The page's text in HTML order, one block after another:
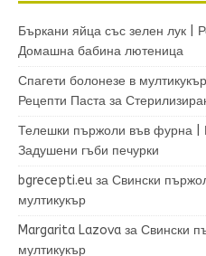
Бъркани яйца със зелен лук |
Домашна бабина лютеница
Спагети болонезе в
Рецепти Паста за
Телешки пържоли във фурна |
Задушени гъби печурки
bgrecepti.eu за Свински
мултикукър
Margarita Lazova за Свински
мултикукър